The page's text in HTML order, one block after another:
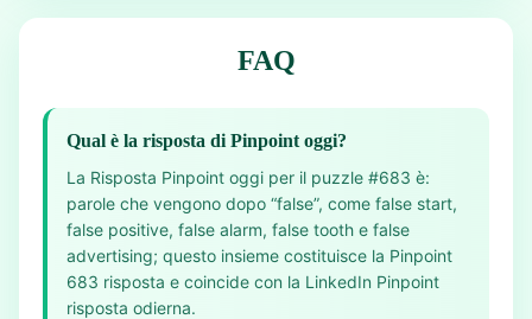
FAQ
Qual è la risposta di Pinpoint oggi?
La Risposta Pinpoint oggi per il puzzle #683 è:
parole che vengono dopo “false”, come false start,
false positive, false alarm, false tooth e false
advertising; questo insieme costituisce la Pinpoint
683 risposta e coincide con la LinkedIn Pinpoint
risposta odierna.